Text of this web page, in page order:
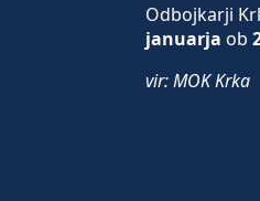
Odbojkarji
januarja ob
vir: MOK Krka